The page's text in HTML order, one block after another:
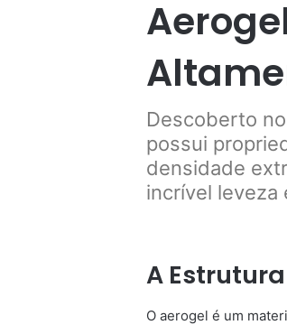
Descoberto
possui
densidade
incrível leveza
A
O aerogel é um